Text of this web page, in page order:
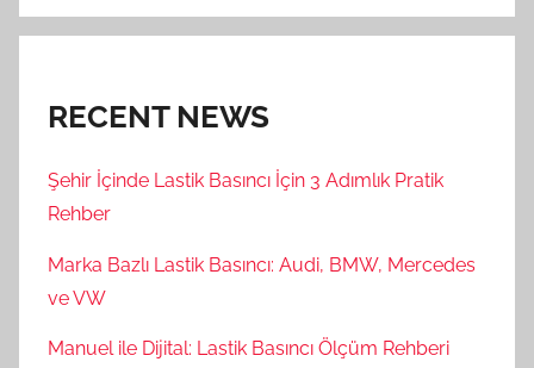
RECENT NEWS
Şehir İçinde Lastik Basıncı İçin 3 Adımlık Pratik
Rehber
Marka Bazlı Lastik Basıncı: Audi, BMW, Mercedes
ve VW
Manuel ile Dijital: Lastik Basıncı Ölçüm Rehberi